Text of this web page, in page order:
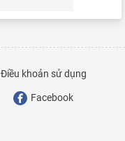
Điều khoản sử dụng
Facebook